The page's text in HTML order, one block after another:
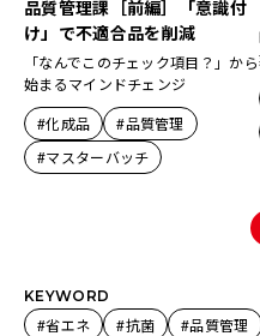
ニュース
採用情報
品質管理課［前編］「意識付
け」で不適合品を削減
「なんでこのチェック項目？」から
始まるマインドチェンジ
#化成品
#品質管理
#マスターバッチ
KEYWORD
#省エネ #抗菌 #品質管理